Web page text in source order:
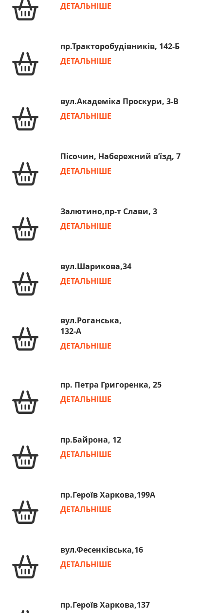
ДЕТАЛЬНІШЕ
пр.Тракторобудівників, 142-Б
ДЕТАЛЬНІШЕ
вул.Академіка Проскури, 3-В
ДЕТАЛЬНІШЕ
Пісочин, Набережний в’їзд, 7
ДЕТАЛЬНІШЕ
Залютино,пр-т Слави, 3
ДЕТАЛЬНІШЕ
вул.Шарикова,34
ДЕТАЛЬНІШЕ
вул.Роганська,
132-А
ДЕТАЛЬНІШЕ
пр. Петра Григоренка, 25
ДЕТАЛЬНІШЕ
пр.Байрона, 12
ДЕТАЛЬНІШЕ
пр.Героїв Харкова,199А
ДЕТАЛЬНІШЕ
вул.Фесенківська,16
ДЕТАЛЬНІШЕ
пр.Героїв Харкова,137